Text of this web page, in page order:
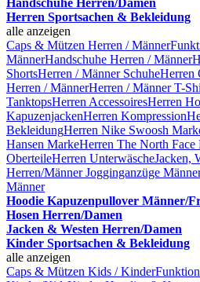
Handschuhe Herren/Damen
Herren Sportsachen & Bekleidung
alle anzeigen
Caps & Mützen Herren / Männer
MännerHandschuhe Herren / Männer
ShortsHerren / Männer SchuheHerren
Herren / MännerHerren / Männer T-
TanktopsHerren AccessoiresHerren
KapuzenjackenHerren Kompression
BekleidungHerren Nike Swoosh
Hansen MarkeHerren The North Face
OberteileHerren UnterwäscheJacken,
Herren/MännerJogginganzüge
Männer
Hoodie Kapuzenpullover Männer/
Hosen Herren/Damen
Jacken & Westen Herren/Damen
Kinder Sportsachen & Bekleidung
alle anzeigen
Caps & Mützen Kids / Kinder